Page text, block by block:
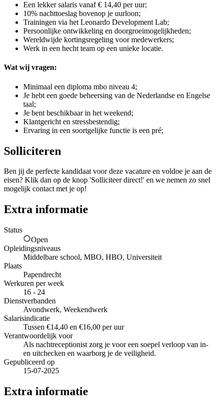
Een lekker salaris vanaf € 14,40 per uur;
10% nachttoeslag bovenop je uurloon;
Trainingen via het Leonardo Development Lab;
Persoonlijke ontwikkeling en doorgroeimogelijkheden;
Wereldwijde kortingsregeling voor medewerkers;
Werk in een hecht team op een unieke locatie.
Wat wij vragen:
Minimaal een diploma mbo niveau 4;
Je hebt een goede beheersing van de Nederlandse en Engelse
taal;
Je bent beschikbaar in het weekend;
Klantgericht en stressbestendig;
Ervaring in een soortgelijke functie is een pré;
Solliciteren
Ben jij de perfecte kandidaat voor deze vacature en voldoe je aan de
eisen? Klik dan op de knop 'Solliciteer direct!' en we nemen zo snel
mogelijk contact met je op!
Extra informatie
Status
Open
Opleidingsniveaus
Middelbare school, MBO, HBO, Universiteit
Plaats
Papendrecht
Werkuren per week
16 - 24
Dienstverbanden
Avondwerk, Weekendwerk
Salarisindicatie
Tussen €14,40 en €16,00 per uur
Verantwoordelijk voor
Als nachtreceptionist zorg je voor een soepel verloop van in-
en uitchecken en waarborg je de veiligheid.
Gepubliceerd op
15-07-2025
Extra informatie